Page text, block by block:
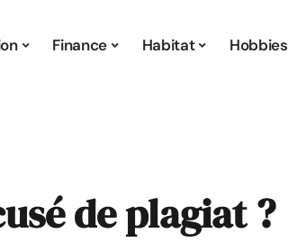
Finance Habitat Hobbies
de plagiat ?